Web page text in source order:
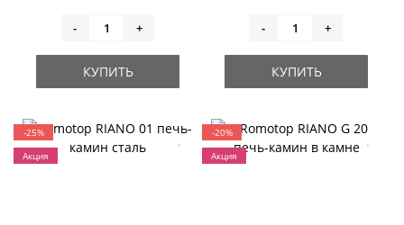
- +
КУПИТЬ
- +
КУПИТЬ
-25%
Акция
-20%
Акция